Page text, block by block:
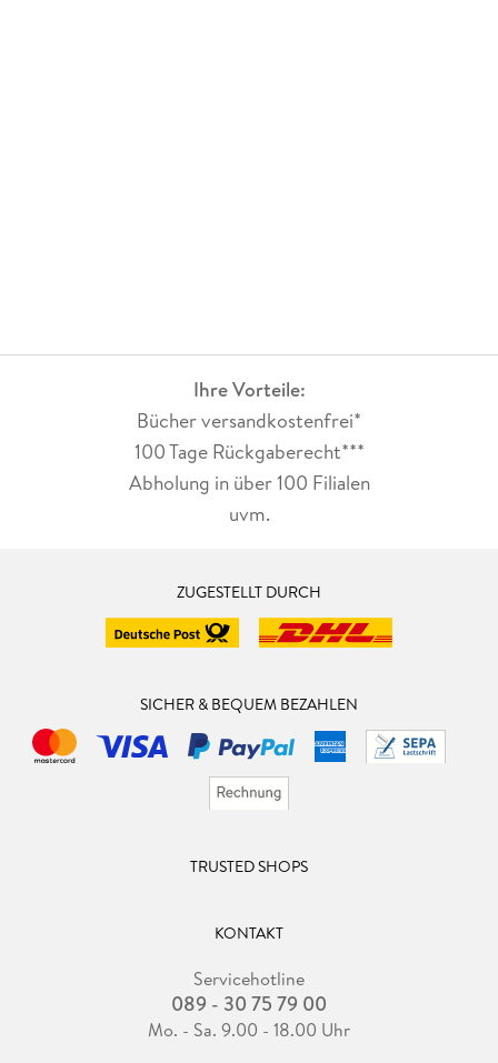
Ihre Vorteile:
Bücher versandkostenfrei*
100 Tage Rückgaberecht***
Abholung in über 100 Filialen
uvm.
ZUGESTELLT DURCH
SICHER & BEQUEM BEZAHLEN
TRUSTED SHOPS
KONTAKT
Servicehotline
089 - 30 75 79 00
Mo. - Sa. 9.00 - 18.00 Uhr